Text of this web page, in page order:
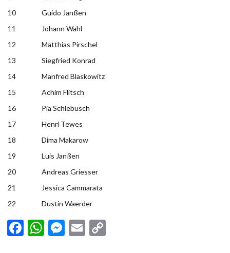
10
Guido Janßen
11
Johann Wahl
12
Matthias Pirschel
13
Siegfried Konrad
14
Manfred Blaskowitz
15
Achim Flitsch
16
Pia Schlebusch
17
Henri Tewes
18
Dima Makarow
19
Luis Janßen
20
Andreas Griesser
21
Jessica Cammarata
22
Dustin Waerder
Facebook
WhatsApp
Messenger
Email